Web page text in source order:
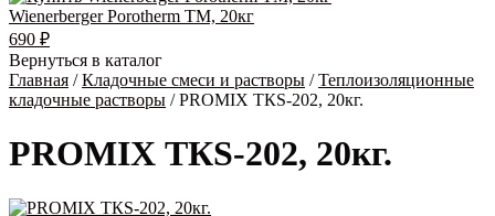
Wienerberger Porotherm TM, 20кг
690 ₽
Вернуться в каталог
Главная /Кладочные смеси и растворы /Теплоизоляционные
кладочные растворы / PROMIX ТКS-202, 20кг.
PROMIX ТКS-202, 20кг.